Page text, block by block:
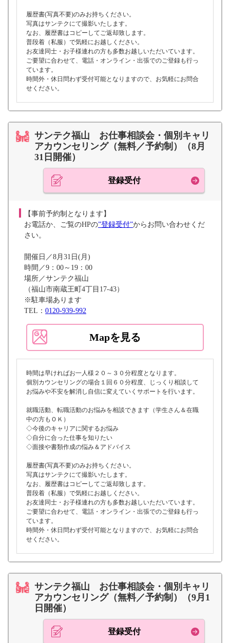
履歴書(写真不要)のみお持ちください。
写真はサンテクにて撮影いたします。
なお、履歴書はコピーしてご返却致します。
普段着（私服）で気軽にお越しください。
お友達同士・お子様連れの方も多数お越しいただいています。
ご要望に合わせて、電話・オンライン・出張でのご登録も行っ
ています。
時間外・休日問わず受付可能となりますので、お気軽にお問合
せください。
サンテク福山 お仕事相談会・個別キャリ
アカウンセリング（無料／予約制）（8月
31日開催）
登録受付
【事前予約制となります】
お電話か、ご覧のHPの”登録受付”からお問い合わせくだ
さい。
開催日／8月31日(月)
時間／9：00～19：00
場所／サンテク福山
（福山市南蔵王町4丁目17-43）
※駐車場あります
TEL： 0120-939-992
Mapを見る
時間は早ければお一人様２０～３０分程度となります。
個別カウンセリングの場合１回６０分程度、じっくり相談して
お悩みや不安を解消し自信に変えていくサポートを行います。
就職活動、転職活動のお悩みを相談できます（学生さん＆在職
中の方もＯＫ）
◇今後のキャリアに関するお悩み
◇自分に合った仕事を知りたい
◇面接や書類作成の悩み＆アドバイス
履歴書(写真不要)のみお持ちください。
写真はサンテクにて撮影いたします。
なお、履歴書はコピーしてご返却致します。
普段着（私服）で気軽にお越しください。
お友達同士・お子様連れの方も多数お越しいただいています。
ご要望に合わせて、電話・オンライン・出張でのご登録も行っ
ています。
時間外・休日問わず受付可能となりますので、お気軽にお問合
せください。
サンテク福山 お仕事相談会・個別キャリ
アカウンセリング（無料／予約制）（9月1
日開催）
登録受付